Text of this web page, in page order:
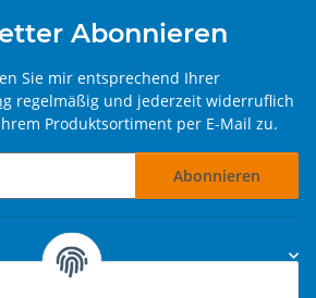
Abonnieren
Sie mir entsprechend Ihrer
regelmäßig und jederzeit widerruflich
Produktsortiment per E-Mail zu.
Abonnieren